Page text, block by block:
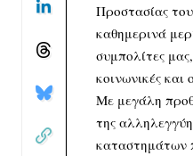
Προστασίας
καθημερινά
συμπολίτες
κοινωνικές και
Με μεγάλη
της
καταστημάτων